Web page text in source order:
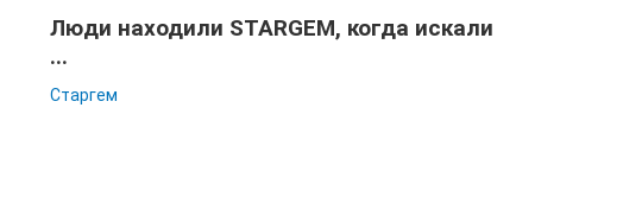
Люди находили STARGEM, когда искали
...
Старгем